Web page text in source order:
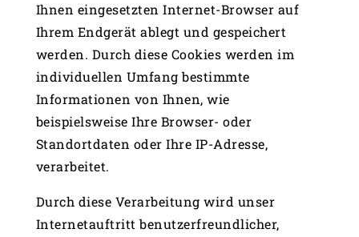
Ihnen eingesetzten Internet-Browser auf
Ihrem Endgerät ablegt und gespeichert
werden. Durch diese Cookies werden im
individuellen Umfang bestimmte
Informationen von Ihnen, wie
beispielsweise Ihre Browser- oder
Standortdaten oder Ihre IP-Adresse,
verarbeitet.
Durch diese Verarbeitung wird unser
Internetauftritt benutzerfreundlicher,